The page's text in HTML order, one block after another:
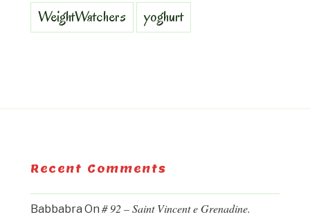
WeightWatchers
yoghurt
Recent Comments
Babbabra On # 92 – Saint Vincent e Grenadine.